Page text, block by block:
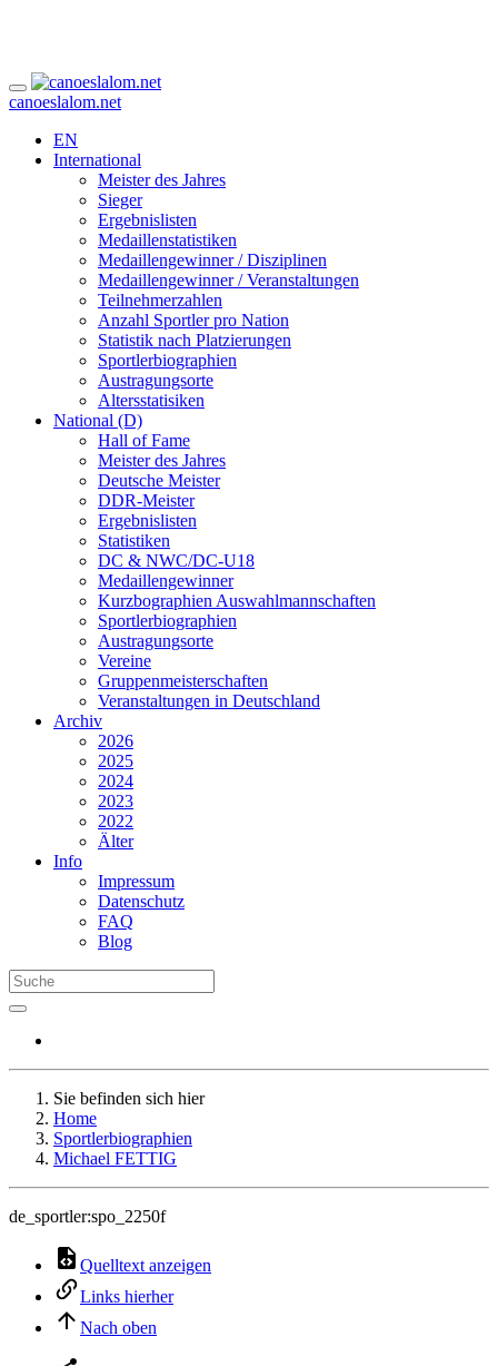
canoeslalom.net
EN
International
Meister des Jahres
Sieger
Ergebnislisten
Medaillenstatistiken
Medaillengewinner / Disziplinen
Medaillengewinner / Veranstaltungen
Teilnehmerzahlen
Anzahl Sportler pro Nation
Statistik nach Platzierungen
Sportlerbiographien
Austragungsorte
Altersstatisiken
National (D)
Hall of Fame
Meister des Jahres
Deutsche Meister
DDR-Meister
Ergebnislisten
Statistiken
DC & NWC/DC-U18
Medaillengewinner
Kurzbographien Auswahlmannschaften
Sportlerbiographien
Austragungsorte
Vereine
Gruppenmeisterschaften
Veranstaltungen in Deutschland
Archiv
2026
2025
2024
2023
2022
Älter
Info
Impressum
Datenschutz
FAQ
Blog
Sie befinden sich hier
Home
Sportlerbiographien
Michael FETTIG
de_sportler:spo_2250f
Quelltext anzeigen
Links hierher
Nach oben